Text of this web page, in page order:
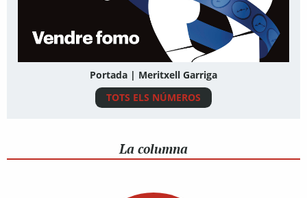
Portada | Meritxell Garriga
TOTS ELS NÚMEROS
La columna